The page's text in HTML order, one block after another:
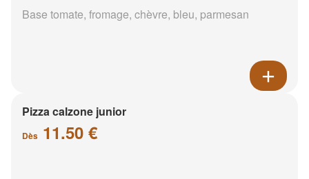
Base tomate, fromage, chèvre, bleu, parmesan
Pizza calzone junior
Dès 11.50 €